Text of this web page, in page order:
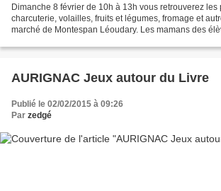
Dimanche 8 février de 10h à 13h vous retrouverez les
charcuterie, volailles, fruits et légumes, fromage et
marché de Montespan Léoudary. Les mamans des
AURIGNAC Jeux autour du Livre
Publié le 02/02/2015 à 09:26
Par zedgé